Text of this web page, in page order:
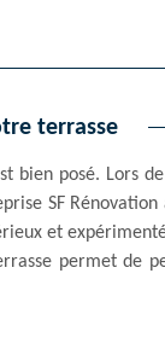
terrasse
bien posé. Lors
SF
et
permet de